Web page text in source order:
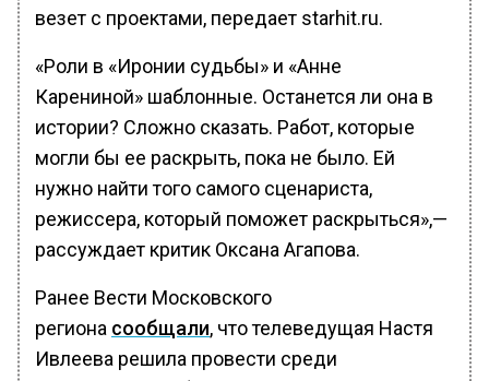
везет с проектами, передает starhit.ru.
«Роли в «Иронии судьбы» и «Анне
Карениной» шаблонные. Останется ли она в
истории? Сложно сказать. Работ, которые
могли бы ее раскрыть, пока не было. Ей
нужно найти того самого сценариста,
режиссера, который поможет раскрыться»,—
рассуждает критик Оксана Агапова.
Ранее Вести Московского
региона сообщали, что телеведущая Настя
Ивлеева решила провести среди